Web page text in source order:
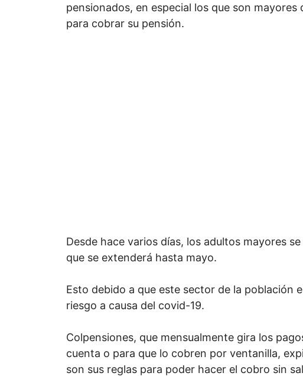
pensionados, en especial los que son
para cobrar su pensión.
Desde hace varios días, los adultos mayores
que se extenderá hasta mayo.
Esto debido a que este sector de la población
riesgo a causa del covid-19.
Colpensiones, que mensualmente gira los
cuenta o para que lo cobren por ventanilla,
son sus reglas para poder hacer el cobro sin